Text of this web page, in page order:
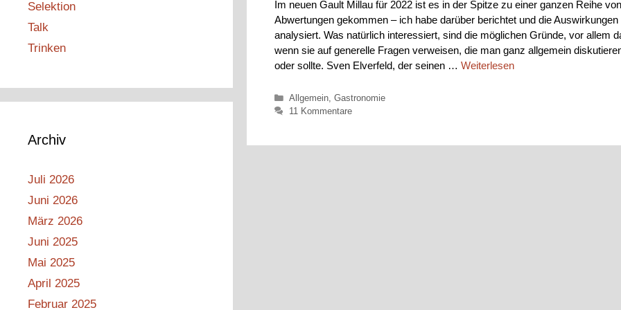
Im neuen Gault Millau für 2022 ist es in der Spitze zu einer ganzen Reihe von
Abwertungen gekommen – ich habe darüber berichtet und die Auswirkungen
analysiert. Was natürlich interessiert, sind die möglichen Gründe, vor allem
wenn sie auf generelle Fragen verweisen, die man ganz allgemein
oder sollte. Sven Elverfeld, der seinen … Weiterlesen
Kategorien
Allgemein, Gastronomie
11 Kommentare
Selektion
Talk
Trinken
Archiv
Juli 2026
Juni 2026
März 2026
Juni 2025
Mai 2025
April 2025
Februar 2025